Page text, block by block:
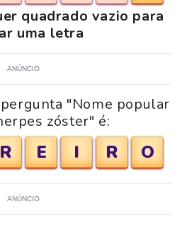
quadrado vazio para
uma letra
ANÚNCIO
"Nome popular
zóster" é:
R E I R O
ANÚNCIO